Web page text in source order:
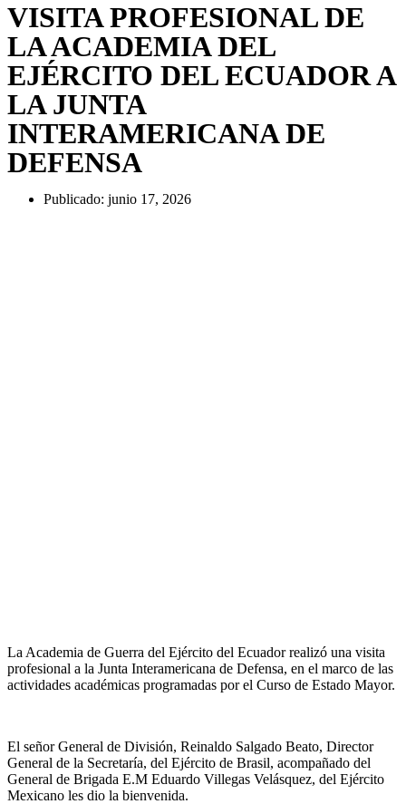
VISITA PROFESIONAL DE
LA ACADEMIA DEL
EJÉRCITO DEL ECUADOR A
LA JUNTA
INTERAMERICANA DE
DEFENSA
Publicado: junio 17, 2026
La Academia de Guerra del Ejército del Ecuador realizó una visita
profesional a la Junta Interamericana de Defensa, en el marco de las
actividades académicas programadas por el Curso de Estado Mayor.
El señor General de División, Reinaldo Salgado Beato, Director
General de la Secretaría, del Ejército de Brasil, acompañado del
General de Brigada E.M Eduardo Villegas Velásquez, del Ejército
Mexicano les dio la bienvenida.